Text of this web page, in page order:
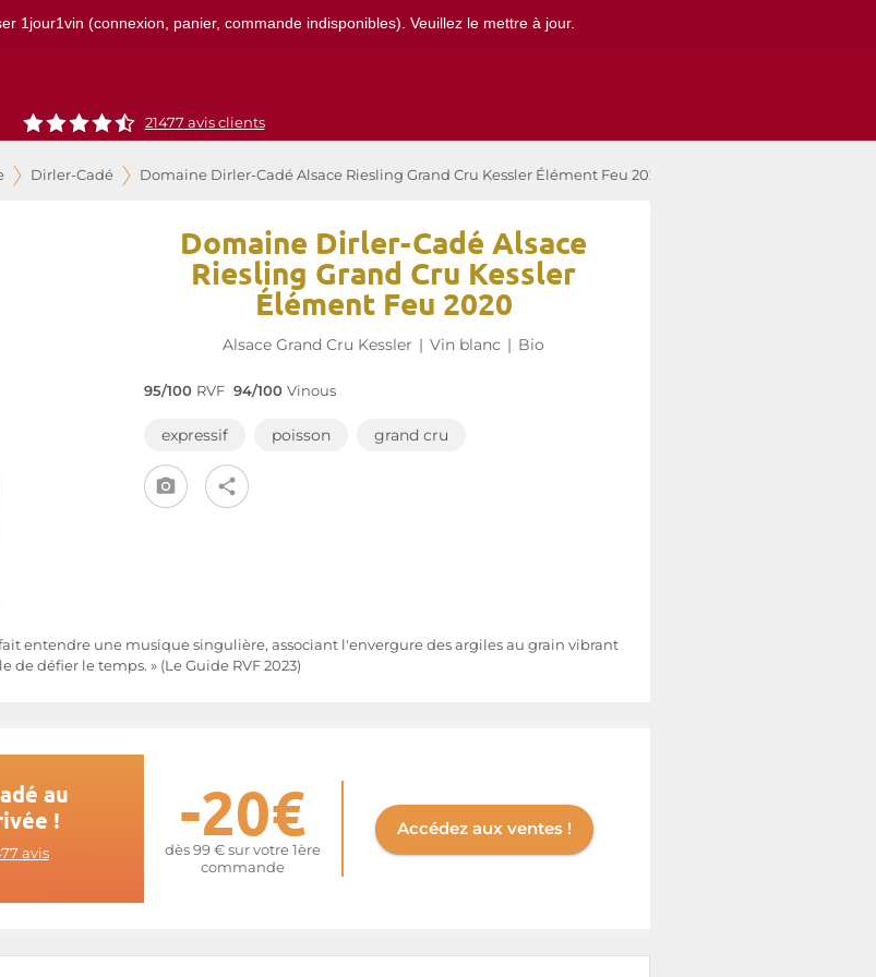
1jour1vin (connexion, panier, commande indisponibles). Veuillez le mettre à jour.
21477 avis clients
Dirler-Cadé Domaine Dirler-Cadé Alsace Riesling Grand Cru Kessler Élément Feu 2020
Domaine Dirler-Cadé Alsace
Riesling Grand Cru Kessler
Élément Feu 2020
Alsace Grand Cru Kessler | Vin blanc | Bio
95/100 RVF 94/100 Vinous
expressif poisson grand cru
entendre une musique singulière, associant l'envergure des argiles au grain vibrant
de défier le temps. » (Le Guide RVF 2023)
au
!
avis
-20€
dès 99 € sur votre 1ère
commande
Accédez aux ventes !